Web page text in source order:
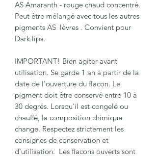
AS Amaranth - rouge chaud concentré.
Peut être mélangé avec tous les autres
pigments AS lèvres . Convient pour
Dark lips.
IMPORTANT! Bien agiter avant
utilisation. Se garde 1 an à partir de la
date de l'ouverture du flacon. Le
pigment doit être conservé entre 10 à
30 degrés. Lorsqu'il est congelé ou
chauffé, la composition chimique
change. Respectez strictement les
consignes de conservation et
d'utilisation. Les flacons ouverts sont